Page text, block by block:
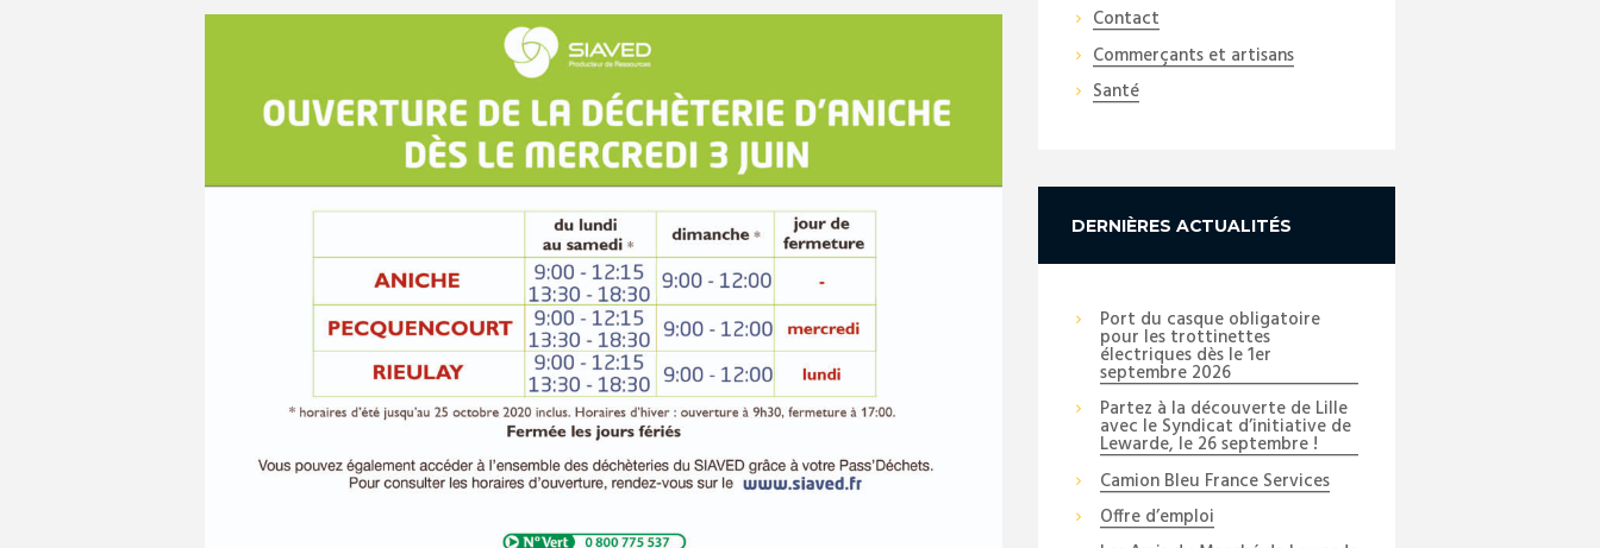
Réouverture Aniche le 3...
Contact
Commerçants et artisans
Santé
DERNIÈRES ACTUALITÉS
Port du casque obligatoire
pour les trottinettes
électriques dès le 1er
septembre 2026
Partez à la découverte de Lille
avec le Syndicat d’initiative de
Lewarde, le 26 septembre !
Camion Bleu France Services
Offre d’emploi